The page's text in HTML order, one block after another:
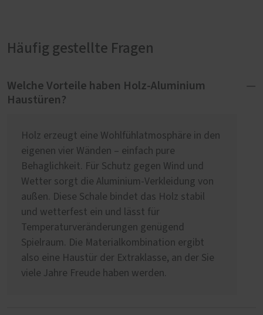
Häufig gestellte Fragen
Welche Vorteile haben Holz-Aluminium
Haustüren?
Holz erzeugt eine Wohlfühlatmosphäre in den
eigenen vier Wänden – einfach pure
Behaglichkeit. Für Schutz gegen Wind und
Wetter sorgt die Aluminium-Verkleidung von
außen. Diese Schale bindet das Holz stabil
und wetterfest ein und lässt für
Temperaturveränderungen genügend
Spielraum. Die Materialkombination ergibt
also eine Haustür der Extraklasse, an der Sie
viele Jahre Freude haben werden.